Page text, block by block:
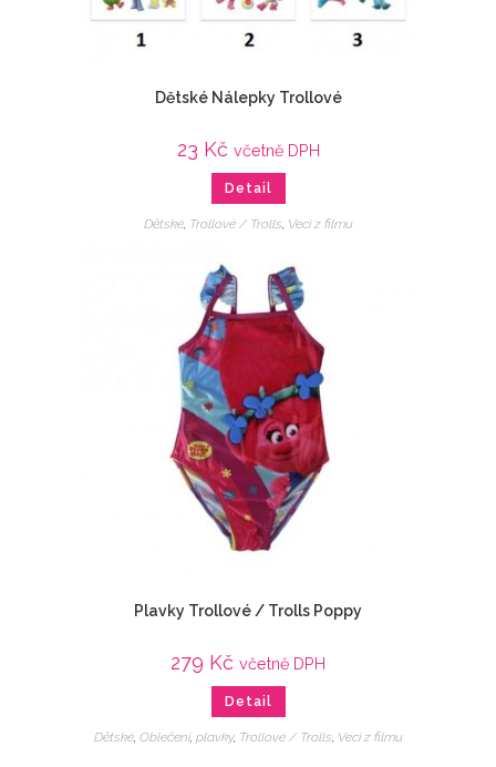
Dětské Nálepky Trollové
23 Kč včetně DPH
Detail
Dětské, Trollové / Trolls, Veci z filmu
Plavky Trollové / Trolls Poppy
279 Kč včetně DPH
Detail
Dětské, Oblečení, plavky, Trollové / Trolls Veci z filmu